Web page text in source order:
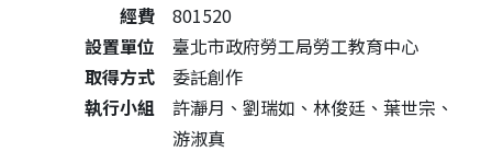
經費
801520
設置單位
臺北市政府勞工局勞工教育中心
取得方式
委託創作
執行小組
許瀞月、劉瑞如、林俊廷、葉世宗、
游淑真